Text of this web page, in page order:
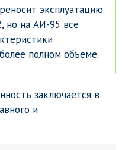
эксплуатацию
но на АИ-95 все
полном объеме.
заключается в
и